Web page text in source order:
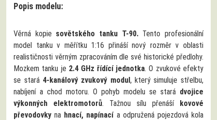
Popis modelu:
Věrná kopie sovětského tanku T-90.Tento profesionální
model tanku v měřítku 1:16 přináší nový rozměr v oblasti
realističnosti věrným zpracováním dle své historické předlohy.
Mozkem tanku je 2.4 GHz řídící jednotka. O zvukové efekty
se stará 4-kanálový zvukový modul, který simuluje střelbu,
nabíjení a chod motoru. O pohyb modelu se stará dvojice
výkonných elektromotorů. Tažnou sílu přenáší kovové
převodovky na hnací, napínacía odpružená pojezdová kola